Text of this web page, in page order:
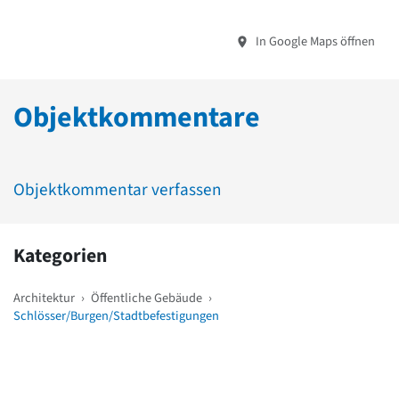
In Google Maps öffnen
Objektkommentare
Objektkommentar verfassen
Kategorien
Architektur › Öffentliche Gebäude ›
Schlösser/Burgen/Stadtbefestigungen